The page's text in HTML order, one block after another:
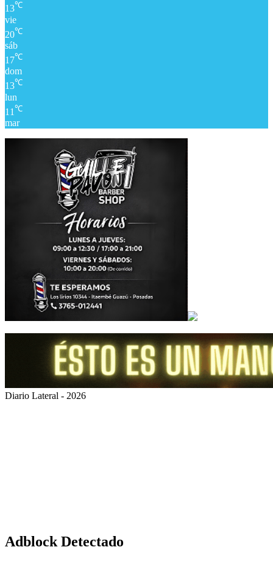
13℃
vie
20℃
sáb
17℃
dom
13℃
lun
11 ℃
mar
Diario Lateral - 2026
Adblock Detectado